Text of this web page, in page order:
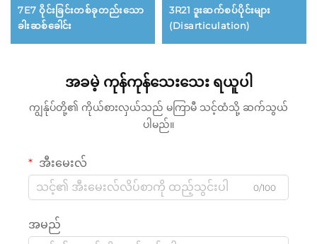
7E7 ဝိုင်းခြင်းတစ်ခုတည်းသော
ခါးဆစ်ခေါင်း
3R21 ဒူးဆက်စပ်ပိုင်းများ
(Disarticulation)
အခမဲ့ ကုန်ကုန်သေးသေး ရယူပါ
ကျွန်ုပ်တို့၏ ကိုယ်စားလှယ်သည် မကြာမီ သင့်ထံသို့ ဆက်သွယ်
ပါမည်။
အီးမေးလ်
0/100
အမည်